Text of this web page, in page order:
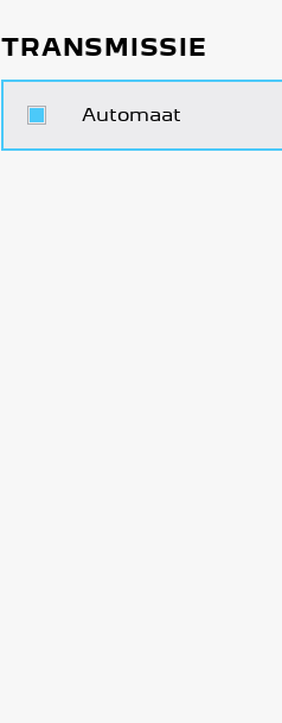
TRANSMISSIE
Automaat